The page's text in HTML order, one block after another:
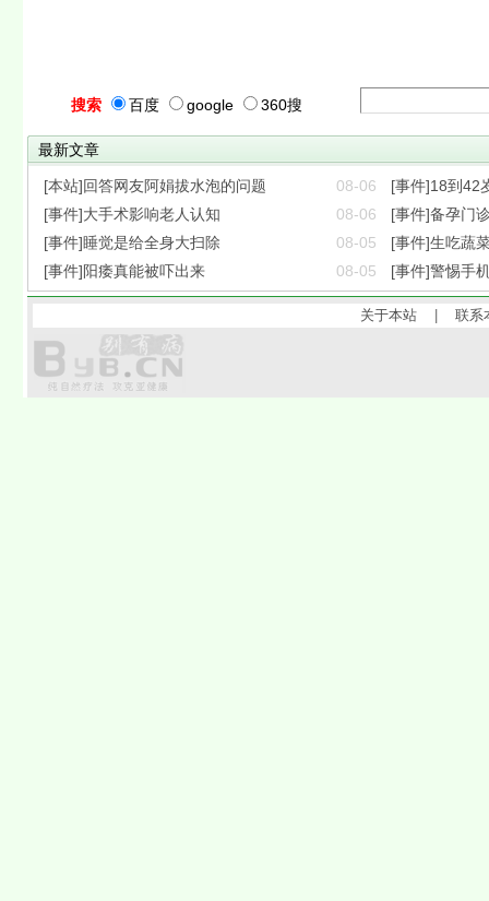
搜索 百度 google 360搜
最新文章
[本站]回答网友阿娟拔水泡的问题 08-06
[事件]18到42
[事件]大手术影响老人认知
08-06
[事件]备孕门
[事件]睡觉是给全身大扫除
08-05
[事件]生吃蔬
[事件]阳痿真能被吓出来
08-05 [事件]警惕手
关于本站 |联系